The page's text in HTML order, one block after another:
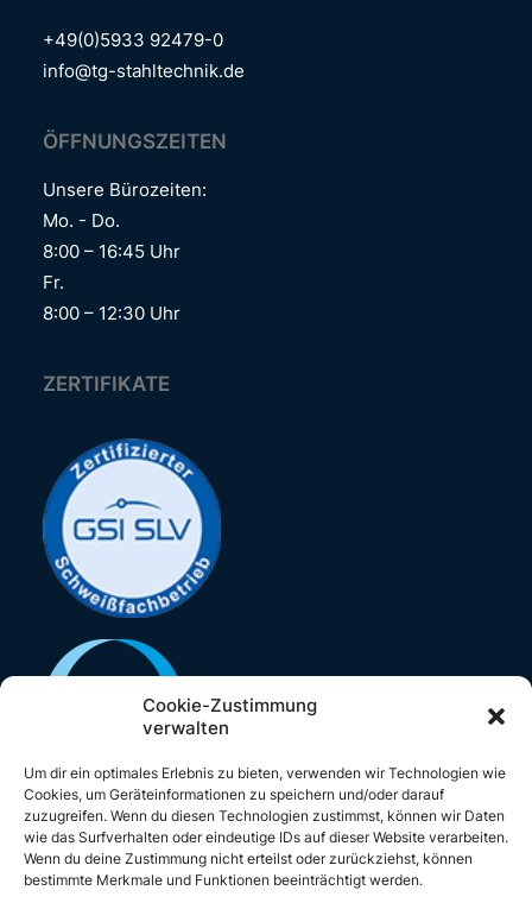
Cookie-Zustimmung
verwalten
Um dir ein optimales Erlebnis zu bieten, verwenden wir Technologien wie
Cookies, um Geräteinformationen zu speichern und/oder darauf
zuzugreifen. Wenn du diesen Technologien zustimmst, können wir Daten
wie das Surfverhalten oder eindeutige IDs auf dieser Website verarbeiten.
Wenn du deine Zustimmung nicht erteilst oder zurückziehst, können
bestimmte Merkmale und Funktionen beeinträchtigt werden.
+49(0)5933 92479-0
info@tg-stahltechnik.de
ÖFFNUNGSZEITEN
Unsere Bürozeiten:
Mo. -­­­­ Do.
8:00­­­­­ – 16:45 Uhr
Fr.
8:00 – ­­­12:30 Uhr
ZERTIFIKATE